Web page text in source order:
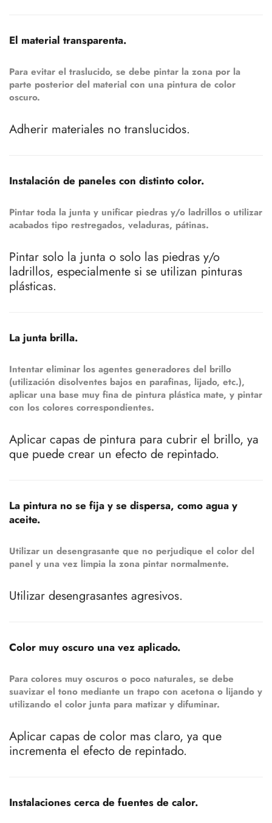
El material transparenta.
Para evitar el traslucido, se debe pintar la zona por la
parte posterior del material con una pintura de color
oscuro.
Adherir materiales no translucidos.
Instalación de paneles con distinto color.
Pintar toda la junta y unificar piedras y/o ladrillos o utilizar
acabados tipo restregados, veladuras, pátinas.
Pintar solo la junta o solo las piedras y/o
ladrillos, especialmente si se utilizan pinturas
plásticas.
La junta brilla.
Intentar eliminar los agentes generadores del brillo
(utilización disolventes bajos en parafinas, lijado, etc.),
aplicar una base muy fina de pintura plástica mate, y pintar
con los colores correspondientes.
Aplicar capas de pintura para cubrir el brillo, ya
que puede crear un efecto de repintado.
La pintura no se fija y se dispersa, como agua y
aceite.
Utilizar un desengrasante que no perjudique el color del
panel y una vez limpia la zona pintar normalmente.
Utilizar desengrasantes agresivos.
Color muy oscuro una vez aplicado.
Para colores muy oscuros o poco naturales, se debe
suavizar el tono mediante un trapo con acetona o lijando y
utilizando el color junta para matizar y difuminar.
Aplicar capas de color mas claro, ya que
incrementa el efecto de repintado.
Instalaciones cerca de fuentes de calor.